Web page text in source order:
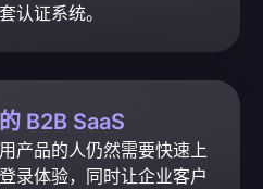
认证系统。
B2B SaaS
产品的人仍然需要快速上
录体验，同时让企业客户